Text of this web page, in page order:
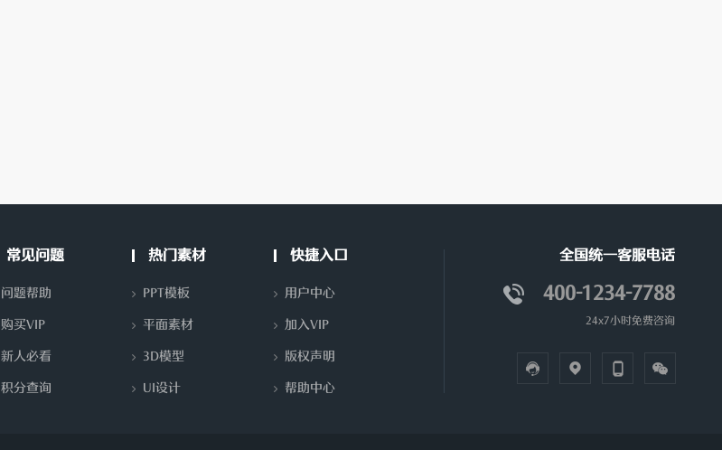
常见问题
问题帮助
购买VIP
新人必看
积分查询
热门素材
PPT模板
平面素材
3D模型
UI设计
快捷入口
用户中心
加入VIP
版权声明
帮助中心
全国统一客服电话
400-1234-7788
24x7小时免费咨询